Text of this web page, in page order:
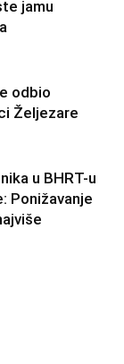
jamu
odbio
Željezare
u BHRT-u
Ponižavanje